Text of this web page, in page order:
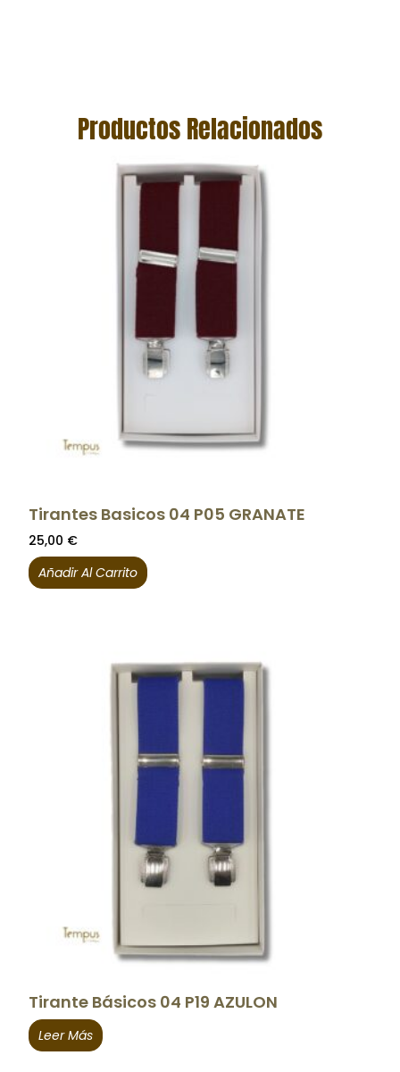
Productos Relacionados
Tirantes Basicos 04 P05 GRANATE
25,00 €
Añadir Al Carrito
Tirante Básicos 04 P19 AZULON
Leer Más